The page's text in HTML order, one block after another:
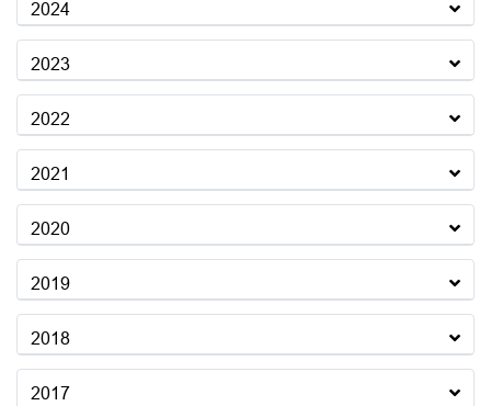
2024
2023
2022
2021
2020
2019
2018
2017